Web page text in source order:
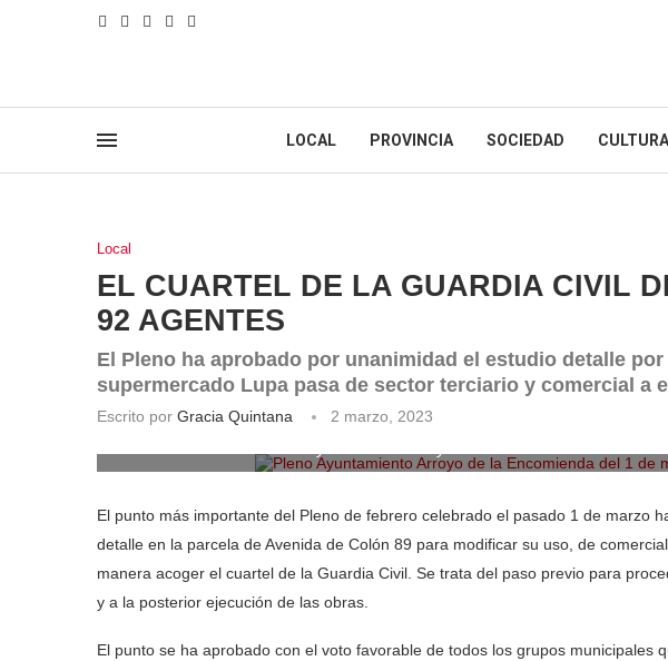
LOCAL PROVINCIA SOCIEDAD CULTURA
Local
EL CUARTEL DE LA GUARDIA CIVIL
92 AGENTES
El Pleno ha aprobado por unanimidad el estudio detalle por
supermercado Lupa pasa de sector terciario y comercial a
Escrito por Gracia Quintana
2 marzo, 2023
El punto más importante del Pleno de febrero celebrado el pasado 1 de marzo
detalle en la parcela de Avenida de Colón 89 para modificar su uso, de
manera acoger el cuartel de la Guardia Civil. Se trata del paso previo para
y a la posterior ejecución de las obras.
El punto se ha aprobado con el voto favorable de todos los grupos municipales